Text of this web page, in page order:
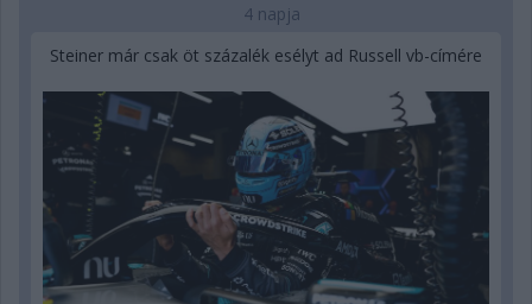
4 napja
Steiner már csak öt százalék esélyt ad Russell vb-címére